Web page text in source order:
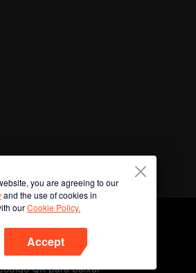
you are agreeing to our
and the use of cookies in
ourCookie Policy.
Accept
QR para baixar